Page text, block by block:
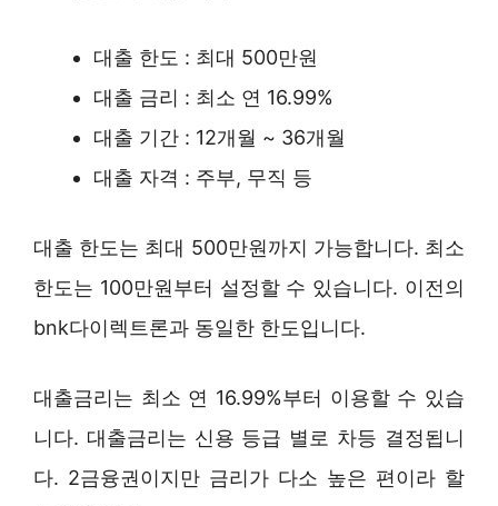
대출 한도 : 최대 500만원
대출 금리 : 최소 연 16.99%
대출 기간 : 12개월 ~ 36개월
대출 자격 : 주부, 무직 등
대출 한도는 최대 500만원까지 가능합니다. 최소
한도는 100만원부터 설정할 수 있습니다. 이전의
bnk다이렉트론과 동일한 한도입니다.
대출금리는 최소 연 16.99%부터 이용할 수 있습
니다. 대출금리는 신용 등급 별로 차등 결정됩니
다. 2금융권이지만 금리가 다소 높은 편이라 할